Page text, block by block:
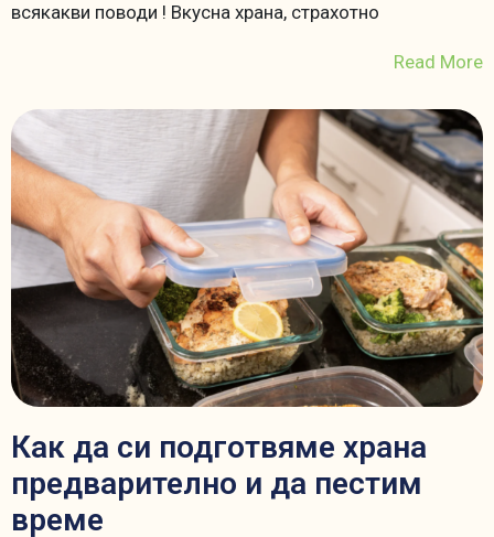
всякакви поводи ! Вкусна храна, страхотно
Read More
Как да си подготвяме храна
предварително и да пестим
време